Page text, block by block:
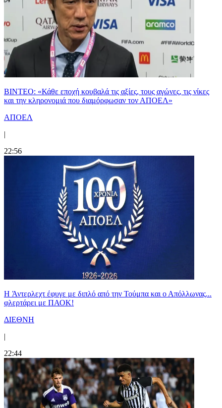
ΒΙΝΤΕΟ: «Κάθε εποχή κουβαλά τις αξίες, τους αγώνες, τις νίκες
και την κληρονομιά που διαμόρφωσαν τον ΑΠΟΕΛ»
ΑΠΟΕΛ
|
22:56
H Άντερλεχτ έφυγε με διπλό από την Τούμπα και ο Απόλλωνας...
φλερτάρει με ΠΑΟΚ!
ΔΙΕΘΝΗ
|
22:44